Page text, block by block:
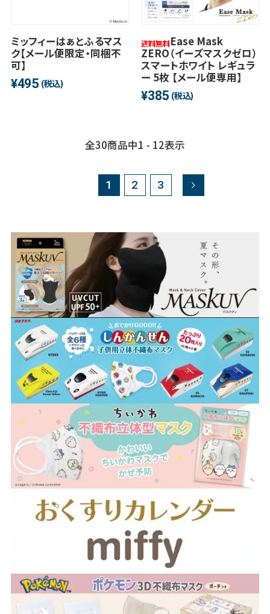
ミッフィーはぁとふるマス
ク【メール便限定・同梱不
可】
¥495 (税込)
Ease Mask
ZERO（イーズマスクゼロ）
スマートホワイト レギュラ
ー 5枚 【メール便専用】
¥385 (税込)
全30商品中1 - 12表示
1 2 3